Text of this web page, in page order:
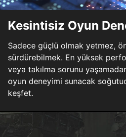
Kesintisiz Oyun
Sadece güçlü olmak yetmez,
sürdürebilmek. En yüksek
veya takılma sorunu
oyun deneyimi sunacak
keşfet.